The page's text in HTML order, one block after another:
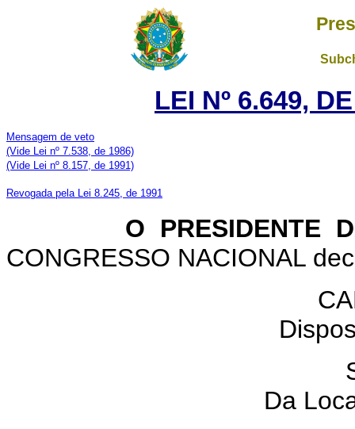
LEI Nº 6.649,
Mensagem de veto
(Vide Lei nº 7.538, de 1986)
(Vide Lei nº 8.157, de 1991)
Revogada pela Lei 8.245, de 1991
O PRESIDENTE DA
CONGRESSO NACIONAL
Da